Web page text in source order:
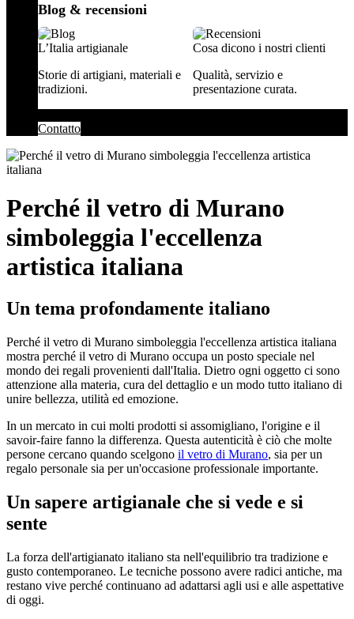
Blog & recensioni
L’Italia artigianale
Storie di artigiani, materiali e
tradizioni.
Cosa dicono i nostri clienti
Qualità, servizio e
presentazione curata.
Contatto
Perché il vetro di Murano
simboleggia l'eccellenza
artistica italiana
Un tema profondamente italiano
Perché il vetro di Murano simboleggia l'eccellenza artistica italiana
mostra perché il vetro di Murano occupa un posto speciale nel
mondo dei regali provenienti dall'Italia. Dietro ogni oggetto ci sono
attenzione alla materia, cura del dettaglio e un modo tutto italiano di
unire bellezza, utilità ed emozione.
In un mercato in cui molti prodotti si assomigliano, l'origine e il
savoir-faire fanno la differenza. Questa autenticità è ciò che molte
persone cercano quando scelgono il vetro di Murano, sia per un
regalo personale sia per un'occasione professionale importante.
Un sapere artigianale che si vede e si
sente
La forza dell'artigianato italiano sta nell'equilibrio tra tradizione e
gusto contemporaneo. Le tecniche possono avere radici antiche, ma
restano vive perché continuano ad adattarsi agli usi e alle aspettative
di oggi.